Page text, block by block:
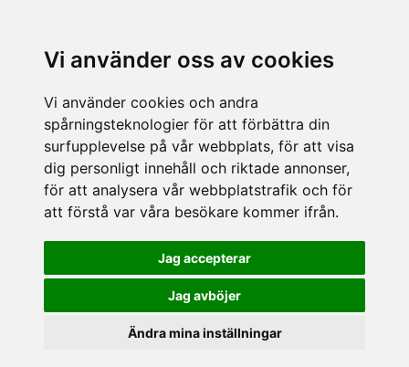
Vi använder oss av cookies
Vi använder cookies och andra
spårningsteknologier för att förbättra din
surfupplevelse på vår webbplats, för att visa
dig personligt innehåll och riktade annonser,
för att analysera vår webbplatstrafik och för
att förstå var våra besökare kommer ifrån.
Jag accepterar
Jag avböjer
Ändra mina inställningar